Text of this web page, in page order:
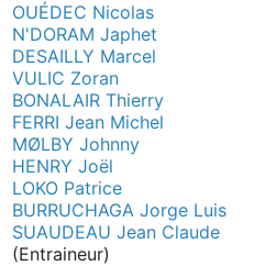
OUÉDEC Nicolas
N'DORAM Japhet
DESAILLY Marcel
VULIC Zoran
BONALAIR Thierry
FERRI Jean Michel
MØLBY Johnny
HENRY Joël
LOKO Patrice
BURRUCHAGA Jorge Luis
SUAUDEAU Jean Claude
(Entraineur)